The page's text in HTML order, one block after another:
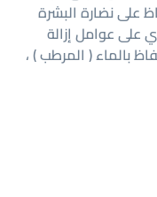
نضارة البشرة
عوامل إزالة
بالماء ( المرطب ) ،